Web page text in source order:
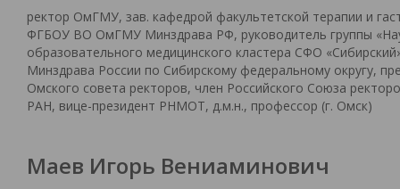
ректор ОмГМУ, зав. кафедрой факультетской терапии и
ФГБОУ ВО ОмГМУ Минздрава РФ, руководитель группы
образовательного медицинского кластера СФО
Минздрава России по Сибирскому федеральному округу,
Омского совета ректоров, член Российского Союза
РАН, вице-президент РНМОТ, д.м.н., профессор (г. Омск)
Маев Игорь Вениаминович